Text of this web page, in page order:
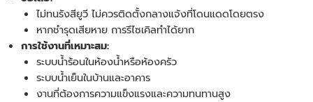
ไม่ทนรังสียูวี ไม่ควรติดตั้งกลางแจ้งที่โดนแดดโดยตรง
หากชำรุดเสียหาย การรีไซเคิลทำได้ยาก
การใช้งานที่เหมาะสม:
ระบบน้ำร้อนในห้องน้ำหรือห้องครัว
ระบบน้ำเย็นในบ้านและอาคาร
งานที่ต้องการความแข็งแรงและความทนทานสูง